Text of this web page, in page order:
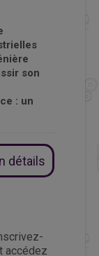
son
: un
détails
accédez